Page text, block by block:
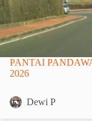
PANTAI
2026
Dewi P